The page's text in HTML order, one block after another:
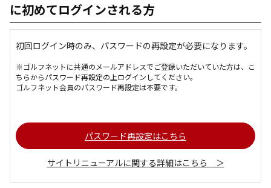
に初めてログインされる方
初回ログイン時のみ、パスワードの再設定が必要になります。
※ゴルフネットに共通のメールアドレスでご登録いただいていた方は、こ
ちらからパスワード再設定の上ログインしてください。
ゴルフネット会員のパスワード再設定は不要です。
パスワード再設定はこちら
サイトリニューアルに関する詳細はこちら ＞